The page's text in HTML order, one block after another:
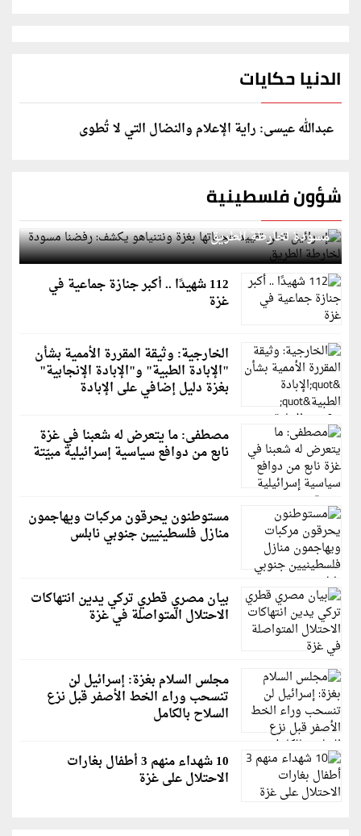
الدنيا حكايات
عبدالله عيسى: راية الإعلام والنضال التي لا تُطوى
شؤون فلسطينية
إسرائيل تعلن تقييد هجماتها بغزة ونتنياهو يكشف: رفضنا
مسودة لخارطة الطريق
112 شهيدًا .. أكبر جنازة جماعية في
غزة
الخارجية: وثيقة المقررة الأممية بشأن
"الإبادة الطبية" و"الإبادة الإنجابية"
بغزة دليل إضافي على الإبادة
مصطفى: ما يتعرض له شعبنا في غزة
نابع من دوافع سياسية إسرائيلية مبيّتة
مستوطنون يحرقون مركبات ويهاجمون
منازل فلسطينيين جنوبي نابلس
بيان مصري قطري تركي يدين انتهاكات
الاحتلال المتواصلة في غزة
مجلس السلام بغزة: إسرائيل لن
تنسحب وراء الخط الأصفر قبل نزع
السلاح بالكامل
10 شهداء منهم 3 أطفال بغارات
الاحتلال على غزة